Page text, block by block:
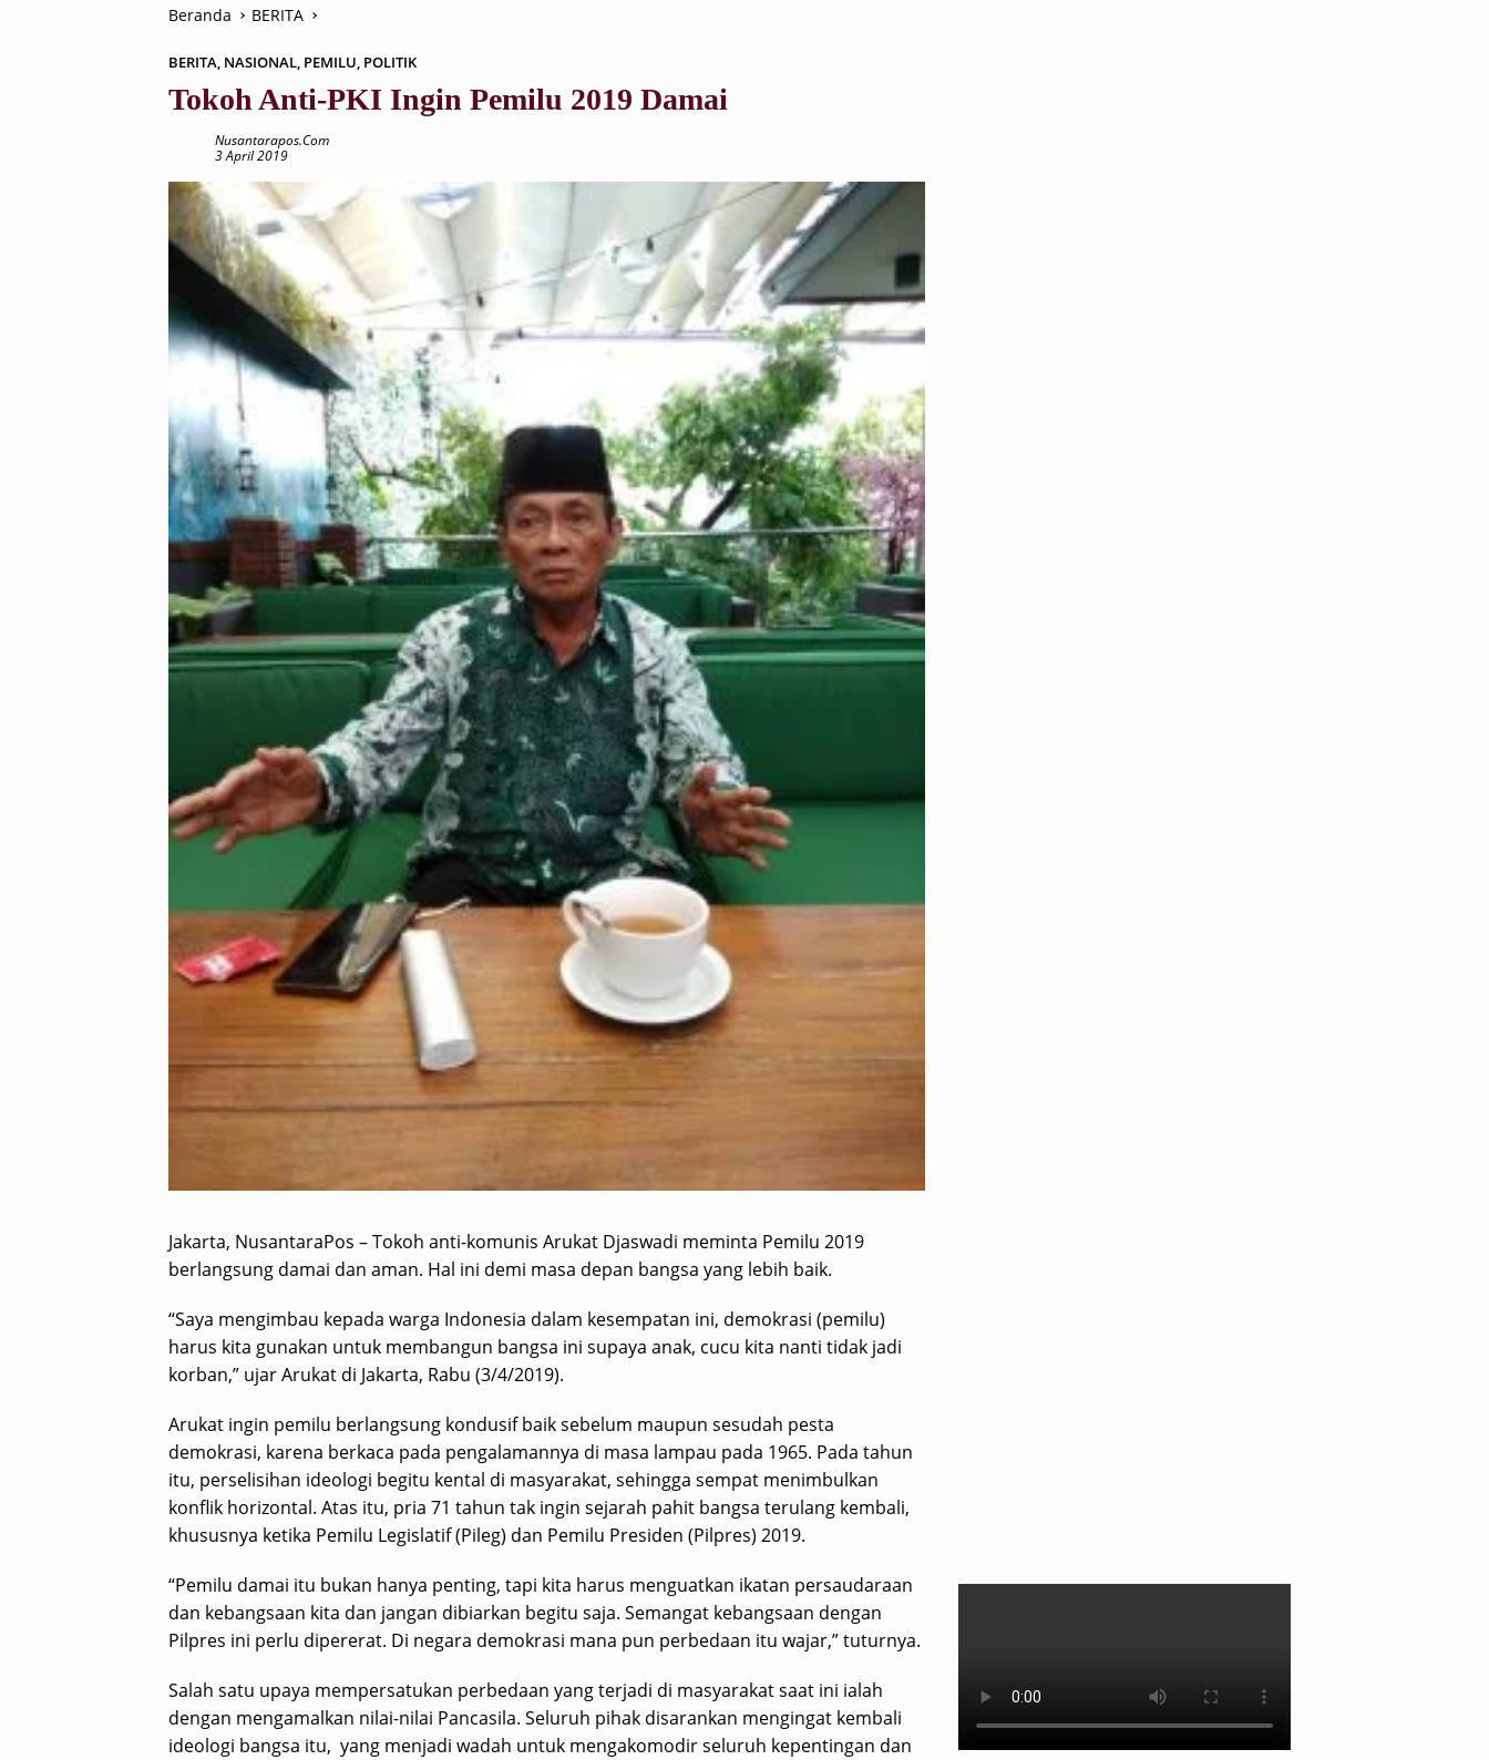
Beranda BERITA
BERITA, NASIONAL, PEMILU, POLITIK
Tokoh Anti-PKI Ingin Pemilu 2019 Damai
Nusantarapos.com
3 April 2019
Jakarta, NusantaraPos – Tokoh anti-komunis Arukat Djaswadi meminta Pemilu 2019
berlangsung damai dan aman. Hal ini demi masa depan bangsa yang lebih baik.
“Saya mengimbau kepada warga Indonesia dalam kesempatan ini, demokrasi (pemilu)
harus kita gunakan untuk membangun bangsa ini supaya anak, cucu kita nanti tidak jadi
korban,” ujar Arukat di Jakarta, Rabu (3/4/2019).
Arukat ingin pemilu berlangsung kondusif baik sebelum maupun sesudah pesta
demokrasi, karena berkaca pada pengalamannya di masa lampau pada 1965. Pada tahun
itu, perselisihan ideologi begitu kental di masyarakat, sehingga sempat menimbulkan
konflik horizontal. Atas itu, pria 71 tahun tak ingin sejarah pahit bangsa terulang kembali,
khususnya ketika Pemilu Legislatif (Pileg) dan Pemilu Presiden (Pilpres) 2019.
“Pemilu damai itu bukan hanya penting, tapi kita harus menguatkan ikatan persaudaraan
dan kebangsaan kita dan jangan dibiarkan begitu saja. Semangat kebangsaan dengan
Pilpres ini perlu dipererat. Di negara demokrasi mana pun perbedaan itu wajar,” tuturnya.
Salah satu upaya mempersatukan perbedaan yang terjadi di masyarakat saat ini ialah
dengan mengamalkan nilai-nilai Pancasila. Seluruh pihak disarankan mengingat kembali
ideologi bangsa itu, yang menjadi wadah untuk mengakomodir seluruh kepentingan dan